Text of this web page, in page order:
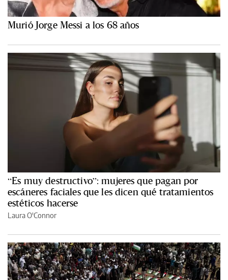
Murió Jorge Messi a los 68 años
“Es muy destructivo”: mujeres que pagan por
escáneres faciales que les dicen qué tratamientos
estéticos hacerse
Laura O'Connor